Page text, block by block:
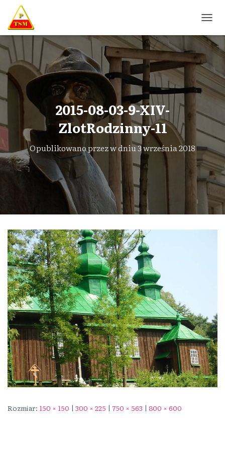
R
Z
Ł
Ą
C
W
G
A
C
J
Ę
2015-08-03-9-XIV-
ZlotRodzinny-11
Opublikowano przezw dniu3 września 2018
Rozmiar: 150 × 150 | 300 × 225 | 750 × 563 | 800 × 600